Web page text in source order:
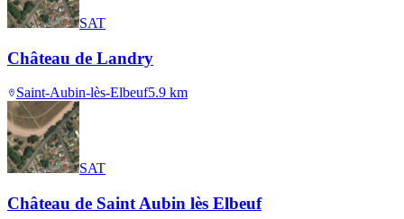
SAT
Château de Landry
Saint-Aubin-lès-Elbeuf5.9 km
SAT
Château de Saint Aubin lès Elbeuf